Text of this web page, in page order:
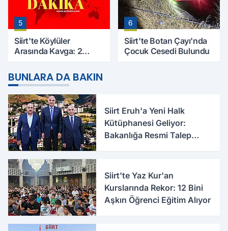
5
Siirt'te Köylüler
Arasında Kavga: 2
Ağır
6
Siirt'te Botan Çayı'nda
Çocuk Cesedi Bulundu
BUNLARA DA BAKIN
Siirt Eruh'a Yeni Halk
Kütüphanesi Geliyor:
Bakanlığa Resmi Talep
Siirt'te Yaz Kur'an
Kurslarında Rekor: 12 Bini
Aşkın Öğrenci Eğitim Alıyor